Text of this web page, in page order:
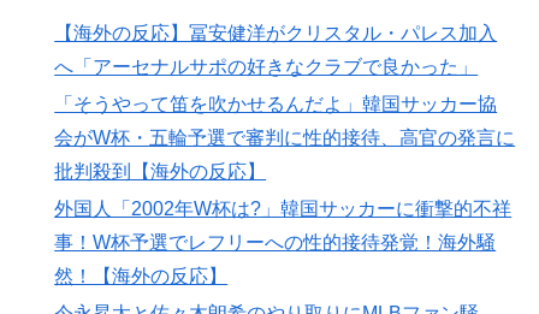
【激震】韓国人「韓国サッカー協会、W杯・五輪で複数
回の性接待を行い審判を買収していたことが発覚…（ﾌﾞ
▶
海外「日本なんて行くんじゃなかった…」 日本を知っ
てしまったディズニー信者、帰国後『本家』に失望する
事態に
外国人「2026年バロンドールは誰が受賞すべき?」エン
バペ、今季無冠でも初受賞か!?海外ファンが考える本命
とは!?【海外の反応】
【海外の反応】冨安健洋がクリスタル・パレス加入
へ「アーセナルサポの好きなクラブで良かった」
「そうやって笛を吹かせるんだよ」韓国サッカー協
会がW杯・五輪予選で審判に性的接待、高官の発言に
批判殺到【海外の反応】
外国人「2002年W杯は?」韓国サッカーに衝撃的不祥
事！W杯予選でレフリーへの性的接待発覚！海外騒
然！【海外の反応】